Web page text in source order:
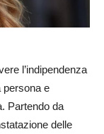
l’indipendenza
persona e
Partendo da
delle